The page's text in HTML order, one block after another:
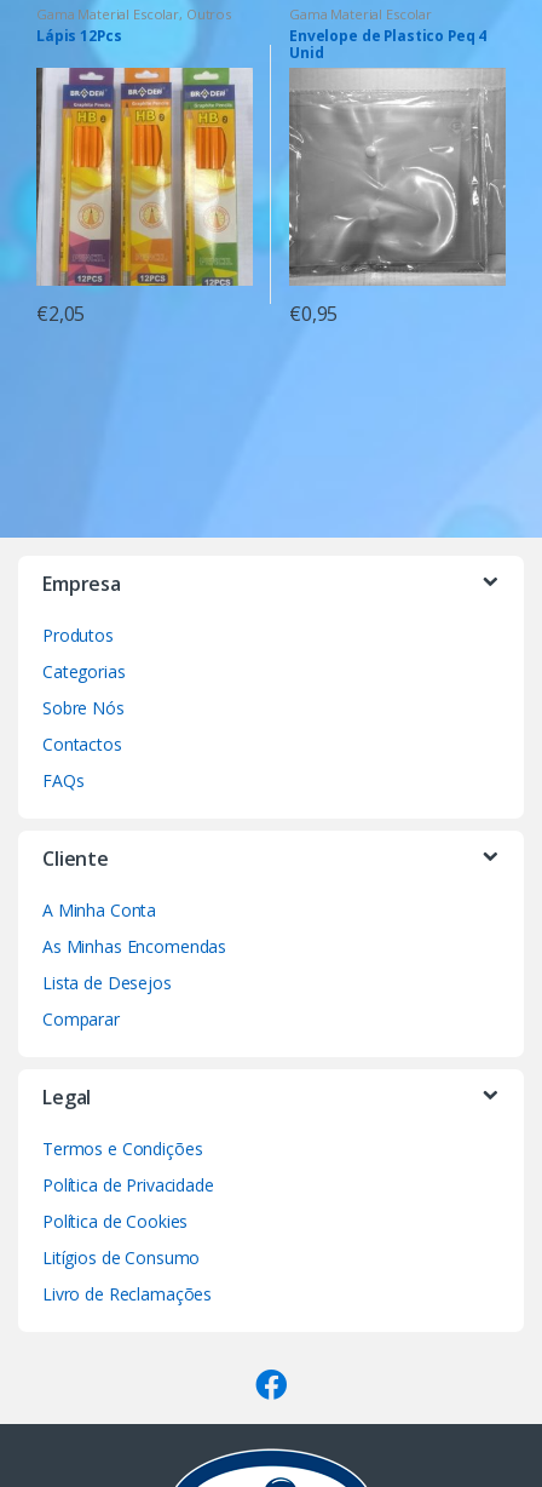
Gama Material Escolar, Outros
Lápis 12Pcs
€2,05
Gama Material Escolar
Envelope de Plastico Peq 4
Unid
€0,95
Empresa
Produtos
Categorias
Sobre Nós
Contactos
FAQs
Cliente
A Minha Conta
As Minhas Encomendas
Lista de Desejos
Comparar
Legal
Termos e Condições
Política de Privacidade
Política de Cookies
Litígios de Consumo
Livro de Reclamações